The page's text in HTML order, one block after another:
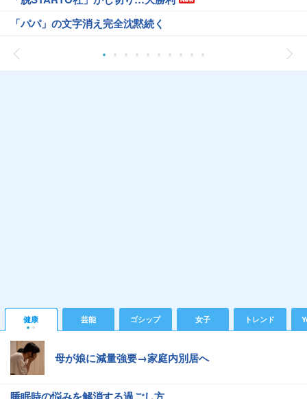
「パパ」の文字消え完全沈黙続く
健康 芸能 ゴシップ 女子 トレンド
母が娘に減量強要→家庭内別居へ